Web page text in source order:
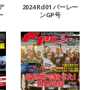
2024 Rd01 バーレー
ンGP号